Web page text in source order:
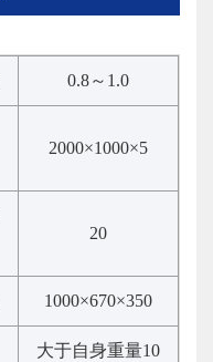
0.8～ 1.0
2000×1000×5
20
1000×670×350
大于自身重量10